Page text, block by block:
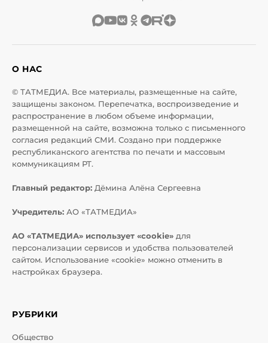
О НАС
© ТАТМЕДИА. Все материалы, размещенные на сайте,
защищены законом. Перепечатка, воспроизведение и
распространение в любом объеме информации,
размещенной на сайте, возможна только с письменного
согласия редакций СМИ. Создано при поддержке
республиканского агентства по печати и массовым
коммуникациям РТ.
Главный редактор: Дёмина Алёна Сергеевна
Учредитель: АО «ТАТМЕДИА»
АО «ТАТМЕДИА» использует «cookie» для
персонализации сервисов и удобства пользователей
сайтом. Использование «cookie» можно отменить в
настройках браузера.
РУБРИКИ
Общество